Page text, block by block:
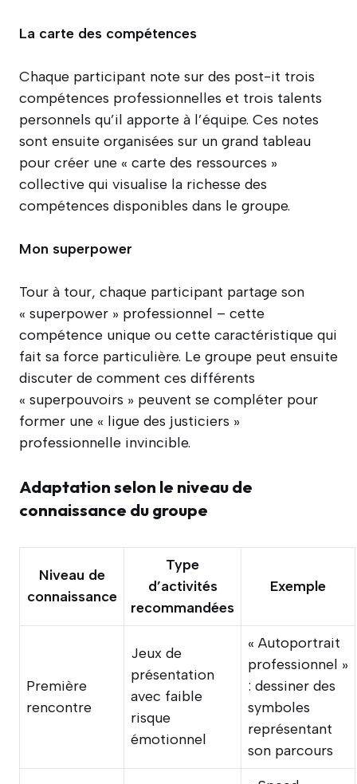
La carte des compétences
Chaque participant note sur des post-it trois
compétences professionnelles et trois talents
personnels qu’il apporte à l’équipe. Ces notes
sont ensuite organisées sur un grand tableau
pour créer une « carte des ressources »
collective qui visualise la richesse des
compétences disponibles dans le groupe.
Mon superpower
Tour à tour, chaque participant partage son
« superpower » professionnel – cette
compétence unique ou cette caractéristique qui
fait sa force particulière. Le groupe peut ensuite
discuter de comment ces différents
« superpouvoirs » peuvent se compléter pour
former une « ligue des justiciers »
professionnelle invincible.
Adaptation selon le niveau de
connaissance du groupe
Niveau de
connaissance
Type
d’activités
recommandées
Exemple
Première
rencontre
Jeux de
présentation
avec faible
risque
émotionnel
« Autoportrait
professionnel »
: dessiner des
symboles
représentant
son parcours